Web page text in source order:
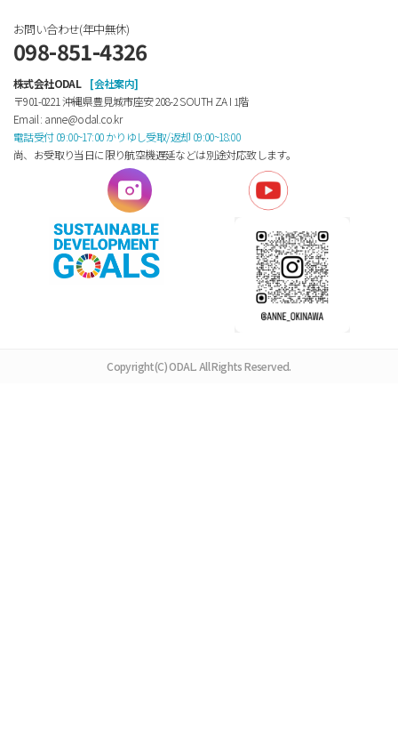
お問い合わせ(年中無休)
098-851-4326
株式会社ODAL
[会社案内]
〒901-0221 沖縄県豊見城市座安 208-2 SOUTH ZA Ⅰ 1階
Email : anne@odal.co.kr
電話受付 09:00~17:00 かりゆし受取/返却 09:00~18:00
尚、お受取り当日に限り航空機遅延などは別途対応致します。
Copyright(C) ODAL. All Rights Reserved.